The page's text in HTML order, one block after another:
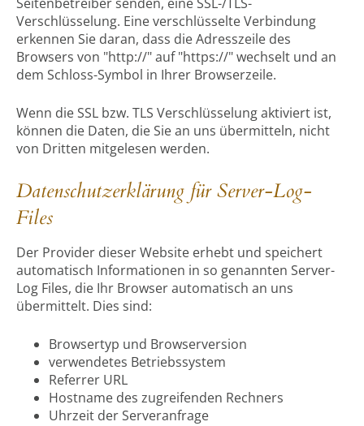
Verschlüsselung. Eine verschlüsselte Verbindung
erkennen Sie daran, dass die Adresszeile des
Browsers von "http://" auf "https://" wechselt und an
dem Schloss-Symbol in Ihrer Browserzeile.
Wenn die SSL bzw. TLS Verschlüsselung aktiviert ist,
können die Daten, die Sie an uns übermitteln, nicht
von Dritten mitgelesen werden.
Datenschutzerklärung für Server-Log-
Files
Der Provider dieser Website erhebt und speichert
automatisch Informationen in so genannten Server-
Log Files, die Ihr Browser automatisch an uns
übermittelt. Dies sind:
Browsertyp und Browserversion
verwendetes Betriebssystem
Referrer URL
Hostname des zugreifenden Rechners
Uhrzeit der Serveranfrage